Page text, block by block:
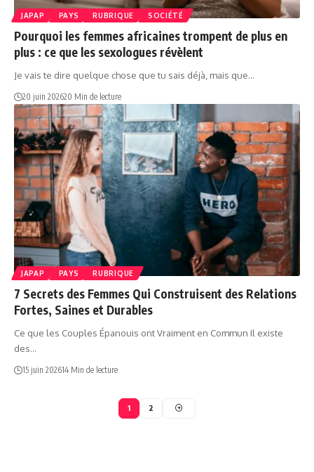
JAPAP PAYS RUBRIQUE SOCIÉTÉ
Pourquoi les femmes africaines trompent de plus en
plus : ce que les sexologues révèlent
Je vais te dire quelque chose que tu sais déjà, mais que…
20 juin 202620 Min de lecture
JAPAP PAYS RUBRIQUE
7 Secrets des Femmes Qui Construisent des Relations
Fortes, Saines et Durables
Ce que les Couples Épanouis ont Vraiment en Commun Il existe
des…
15 juin 202614 Min de lecture
1 2